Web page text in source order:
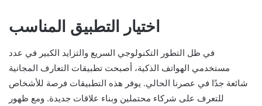
اختيار التطبيق المناسب
في ظل التطور التكنولوجي السريع والتزايد الكبير في عدد
مستخدمي الهواتف الذكية، أصبحت تطبيقات التعارف المجانية
شائعة جدًا في عصرنا الحالي. يوفر هذه التطبيقات فرصة للأشخاص
للتعرف على شركاء محتملين وبناء علاقات جديدة. ومع ظهور